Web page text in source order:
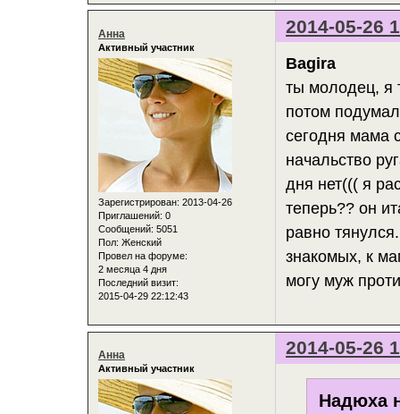
2014-05-26
Анна
Активный участник
Зарегистрирован: 2013-04-26
Приглашений: 0
Сообщений: 5051
Пол: Женский
Провел на форуме:
2 месяца 4 дня
Последний визит:
2015-04-29 22:12:43
Bagira
ты молодец, я
потом
сегодня мама
начальство
дня нет((( я
теперь?? он
равно
знакомых, к
могу муж
2014-05-26
Анна
Активный участник
Надюха